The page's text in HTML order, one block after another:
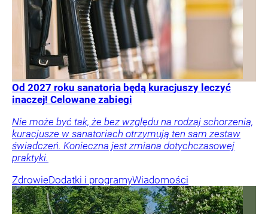
Od 2027 roku sanatoria będą kuracjuszy leczyć
inaczej! Celowane zabiegi
Nie może być tak, że bez względu na rodzaj schorzenia,
kuracjusze w sanatoriach otrzymują ten sam zestaw
świadczeń. Konieczna jest zmiana dotychczasowej
praktyki.
ZdrowieDodatki i programyWiadomości